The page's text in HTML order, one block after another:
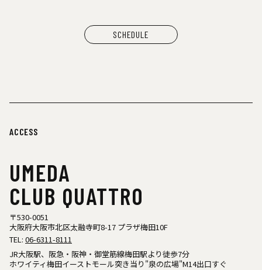
SCHEDULE
ACCESS
UMEDA
CLUB QUATTRO
〒530-0051
大阪府大阪市北区太融寺町8-17 プラザ梅田10F
TEL: 06-6311-8111
JR大阪駅、阪急・阪神・御堂筋線梅田駅より徒歩7分
ホワイティ梅田イーストモール突き当り"泉の広場"M14出口すぐ